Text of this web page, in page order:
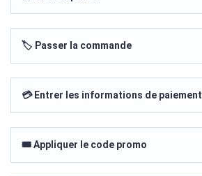
🏷️ Passer la commande
💳 Entrer les informations de paiement
🎟️ Appliquer le code promo